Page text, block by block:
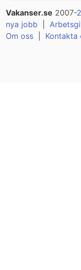
Vakanser.se 2007-
nya jobb
Om oss
Kontakta